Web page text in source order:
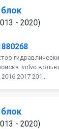
- 2020)
volvo
2017 201...
- 2020)